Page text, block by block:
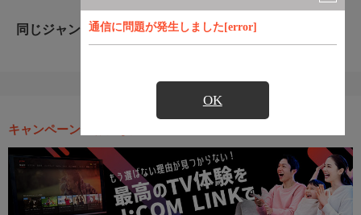
通信に問題が発生しました[error]
OK
同じジャンルのおすすめ番組
キャンペーン・お得な情報